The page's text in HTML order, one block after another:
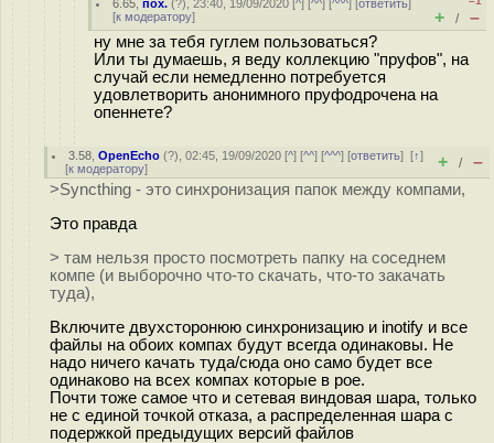
6.65 ,пох. (?), 23:40, 19/09/2020 [^] [^^] [^^^] [ответить]
[к модератору] + / –
ну мне за тебя гуглем пользоваться?
Или ты думаешь, я веду коллекцию "пруфов", на
случай если немедленно потребуется
удовлетворить анонимного пруфодрочена на
опеннете?
3.58 ,OpenEcho (?), 02:45, 19/09/2020 [^] [^^] [^^^] [ответить][↑]
[к модератору] + / –
>Syncthing - это синхронизация папок между компами,
Это правда
> там нельзя просто посмотреть папку на соседнем
компе (и выборочно что-то скачать, что-то закачать
туда),
Включите двухсторонюю синхронизацию и inotify и все
файлы на обоих компах будут всегда одинаковы. Не
надо ничего качать туда/сюда оно само будет все
одинаково на всех компах которые в рое.
Почти тоже самое что и сетевая виндовая шара, только
не с единой точкой отказа, а распределенная шара с
подержкой предыдущих версий файлов